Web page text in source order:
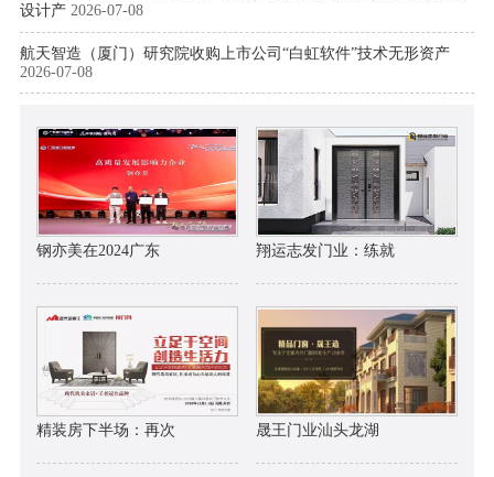
设计产 2026-07-08
航天智造（厦门）研究院收购上市公司“白虹软件”技术无形资产
2026-07-08
钢亦美在2024广东 翔运志发门业：练就
精装房下半场：再次 晟王门业汕头龙湖